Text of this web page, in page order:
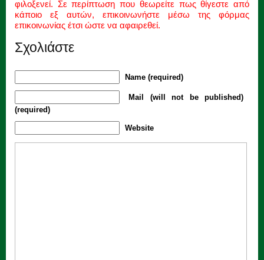
φιλοξενεί. Σε περίπτωση που θεωρείτε πως θίγεστε από
κάποιο εξ αυτών, επικοινωνήστε μέσω της φόρμας
επικοινωνίας έτσι ώστε να αφαιρεθεί.
Σχολιάστε
Name (required)
Mail (will not be published)
(required)
Website